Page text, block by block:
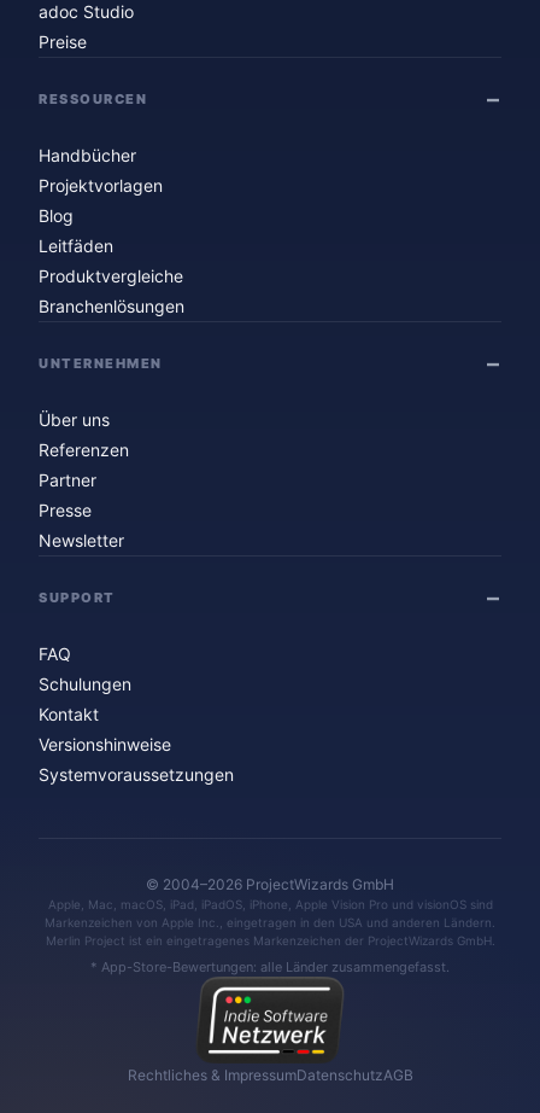
adoc Studio
Preise
RESSOURCEN
Handbücher
Projektvorlagen
Blog
Leitfäden
Produktvergleiche
Branchenlösungen
UNTERNEHMEN
Über uns
Referenzen
Partner
Presse
Newsletter
SUPPORT
FAQ
Schulungen
Kontakt
Versionshinweise
Systemvoraussetzungen
© 2004–2026 ProjectWizards GmbH
Apple, Mac, macOS, iPad, iPadOS, iPhone, Apple Vision Pro und visionOS sind
Markenzeichen von Apple Inc., eingetragen in den USA und anderen Ländern.
Merlin Project ist ein eingetragenes Markenzeichen der ProjectWizards GmbH.
* App-Store-Bewertungen: alle Länder zusammengefasst.
Rechtliches & ImpressumDatenschutzAGB